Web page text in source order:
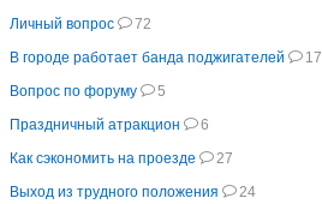
Личный вопрос
72
В городе работает банда поджигателей
17
Вопрос по форуму
5
Праздничный атракцион
6
Как сэкономить на проезде
27
Выход из трудного положения
24